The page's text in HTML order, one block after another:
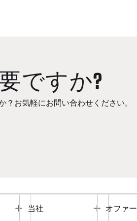
ですか?
？お気軽にお問い合わせください。
Toggle
当社 Toggle
オファー